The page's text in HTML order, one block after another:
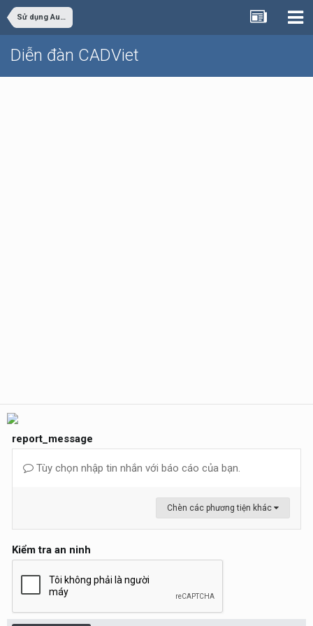
Sử dụng AutoCAD
Diễn đàn CADViet
report_message
Tùy chọn nhập tin nhắn với báo cáo của bạn.
Chèn các phương tiện khác
Kiểm tra an ninh